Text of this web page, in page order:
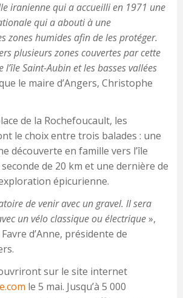
iranienne qui a accueilli en 1971 une
qui a abouti à une
zones humides afin de les protéger.
plusieurs zones couvertes par cette
Saint-Aubin et les basses vallées
le maire d’Angers, Christophe
de la Rochefoucault, les
le choix entre trois balades : une
découverte en famille vers l’île
de 20 km et une dernière de
épicurienne.
de venir avec un gravel. Il sera
un vélo classique ou électrique»,
d’Anne, présidente de
sur le site internet
le 5 mai. Jusqu’à 5 000